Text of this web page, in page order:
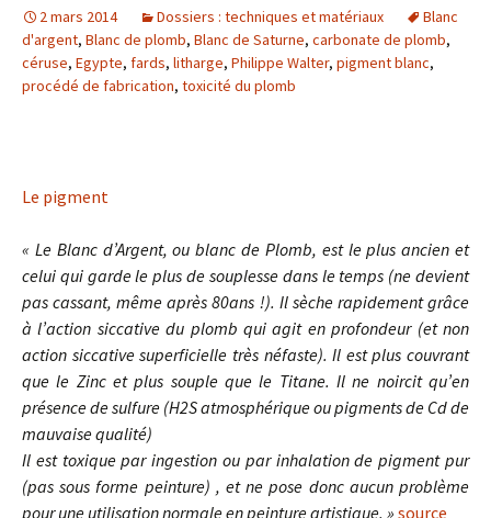
2 mars 2014 Dossiers : techniques et matériaux
Blanc
d'argent, Blanc de plomb, Blanc de Saturne, carbonate de plomb,
céruse, Egypte, fards, litharge, Philippe Walter, pigment blanc,
procédé de fabrication, toxicité du plomb
Le pigment
« Le Blanc d’Argent, ou blanc de Plomb, est le plus ancien et
celui qui garde le plus de souplesse dans le temps (ne devient
pas cassant, même après 80ans !). Il sèche rapidement grâce
à l’action siccative du plomb qui agit en profondeur (et non
action siccative superficielle très néfaste). Il est plus couvrant
que le Zinc et plus souple que le Titane. Il ne noircit qu’en
présence de sulfure (H2S atmosphérique ou pigments de Cd de
mauvaise qualité)
Il est toxique par ingestion ou par inhalation de pigment pur
(pas sous forme peinture) , et ne pose donc aucun problème
pour une utilisation normale en peinture artistique. » source